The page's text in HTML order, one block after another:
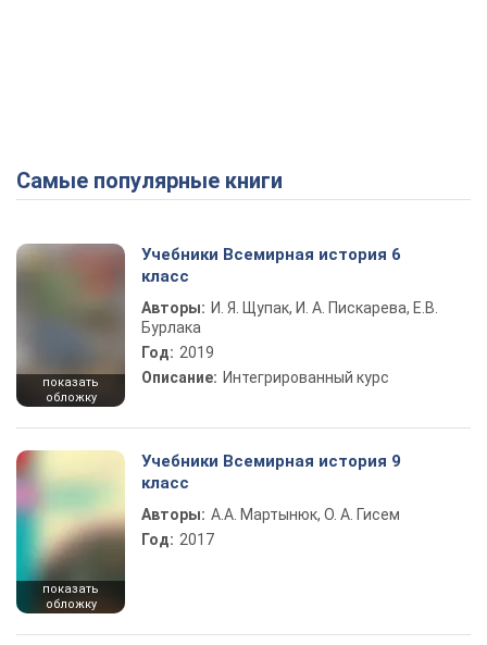
Самые популярные книги
показать
обложку
Учебники Всемирная история 6
класс
Авторы: И. Я. Щупак, И. А. Пискарева, Е.В.
Бурлака
Год: 2019
Описание: Интегрированный курс
показать
обложку
Учебники Всемирная история 9
класс
Авторы: А.А. Мартынюк, О. А. Гисем
Год: 2017